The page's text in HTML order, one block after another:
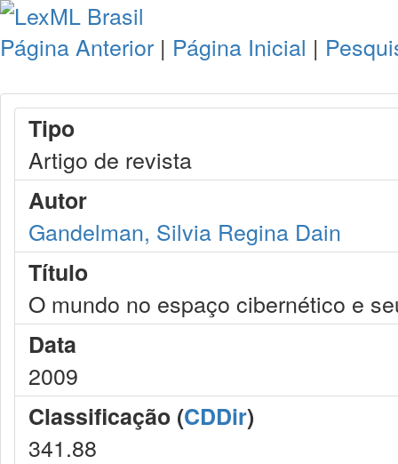
Página Anterior | Página Inicial |
Tipo
Artigo de revista
Autor
Gandelman, Silvia Regina Dain
Título
O mundo no espaço cibernético e
Data
2009
Classificação (CDDir)
341.88